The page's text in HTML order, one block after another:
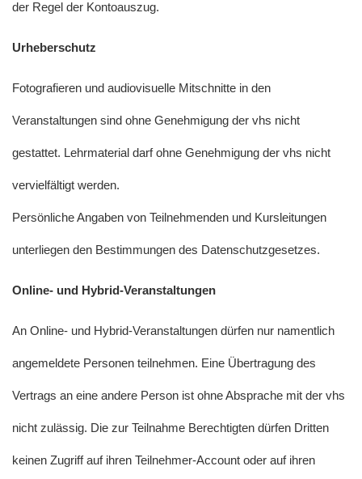
der Regel der Kontoauszug.
Urheberschutz
Fotografieren und audiovisuelle Mitschnitte in den
Veranstaltungen sind ohne Genehmigung der vhs nicht
gestattet. Lehrmaterial darf ohne Genehmigung der vhs nicht
vervielfältigt werden.
Persönliche Angaben von Teilnehmenden und Kursleitungen
unterliegen den Bestimmungen des Datenschutzgesetzes.
Online- und Hybrid-Veranstaltungen
An Online- und Hybrid-Veranstaltungen dürfen nur namentlich
angemeldete Personen teilnehmen. Eine Übertragung des
Vertrags an eine andere Person ist ohne Absprache mit der vhs
nicht zulässig. Die zur Teilnahme Berechtigten dürfen Dritten
keinen Zugriff auf ihren Teilnehmer-Account oder auf ihren